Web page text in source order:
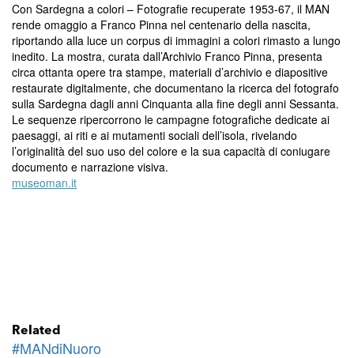
Con Sardegna a colori – Fotografie recuperate 1953-67, il MAN
rende omaggio a Franco Pinna nel centenario della nascita,
riportando alla luce un corpus di immagini a colori rimasto a lungo
inedito. La mostra, curata dall’Archivio Franco Pinna, presenta
circa ottanta opere tra stampe, materiali d’archivio e diapositive
restaurate digitalmente, che documentano la ricerca del fotografo
sulla Sardegna dagli anni Cinquanta alla fine degli anni Sessanta.
Le sequenze ripercorrono le campagne fotografiche dedicate ai
paesaggi, ai riti e ai mutamenti sociali dell’isola, rivelando
l’originalità del suo uso del colore e la sua capacità di coniugare
documento e narrazione visiva.
museoman.it
Related
#MANdiNuoro